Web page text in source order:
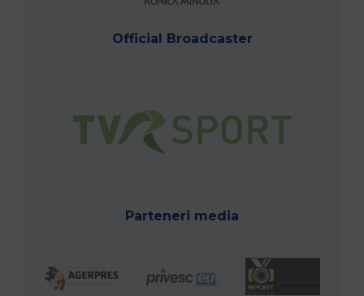
Official Broadcaster
Parteneri media